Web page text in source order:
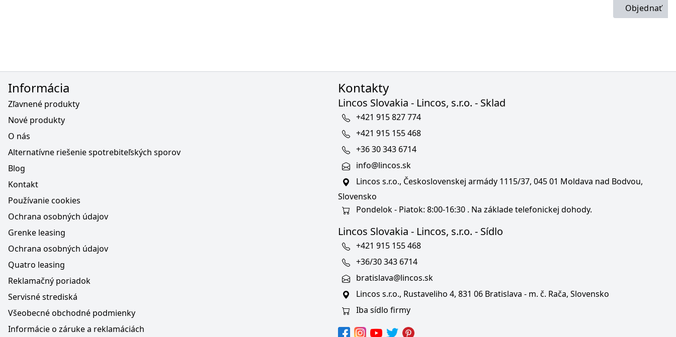
Objednať
Informácia
Zľavnené produkty
Nové produkty
O nás
Alternatívne riešenie spotrebiteľských sporov
Blog
Kontakt
Používanie cookies
Ochrana osobných údajov
Grenke leasing
Ochrana osobných údajov
Quatro leasing
Reklamačný poriadok
Servisné strediská
Všeobecné obchodné podmienky
Informácie o záruke a reklamáciách
Kontakty
Lincos Slovakia - Lincos, s.r.o. - Sklad
+421 915 827 774
+421 915 155 468
+36 30 343 6714
info@lincos.sk
Lincos s.r.o., Československej armády 1115/37, 045 01 Moldava nad Bodvou,
Slovensko
Pondelok - Piatok: 8:00-16:30 . Na základe telefonickej dohody.
Lincos Slovakia - Lincos, s.r.o. - Sídlo
+421 915 155 468
+36/30 343 6714
bratislava@lincos.sk
Lincos s.r.o., Rustaveliho 4, 831 06 Bratislava - m. č. Rača, Slovensko
Iba sídlo firmy